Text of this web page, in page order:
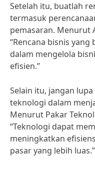
Setelah itu, buatlah
termasuk
pemasaran. Menurut
“Rencana bisnis
dalam mengelola
efisien.”
Selain itu, jangan
teknologi dalam
Menurut Pakar
“Teknologi dapat
meningkatkan
pasar yang lebih luas.”